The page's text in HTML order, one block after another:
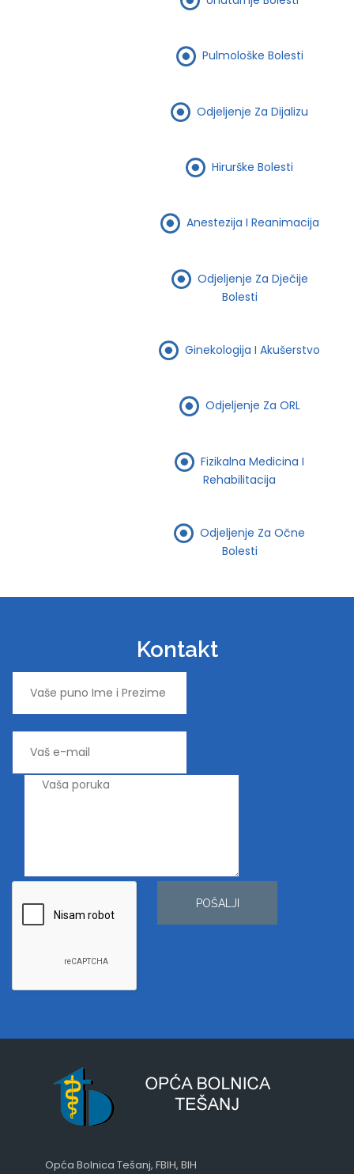
Pulmološke Bolesti
Odjeljenje Za Dijalizu
Hirurške Bolesti
Anestezija I Reanimacija
Odjeljenje Za Dječije
Bolesti
Ginekologija I Akušerstvo
Odjeljenje Za ORL
Fizikalna Medicina I
Rehabilitacija
Odjeljenje Za Očne
Bolesti
Kontakt
POŠALJI
Opća Bolnica Tešanj, FBIH, BIH